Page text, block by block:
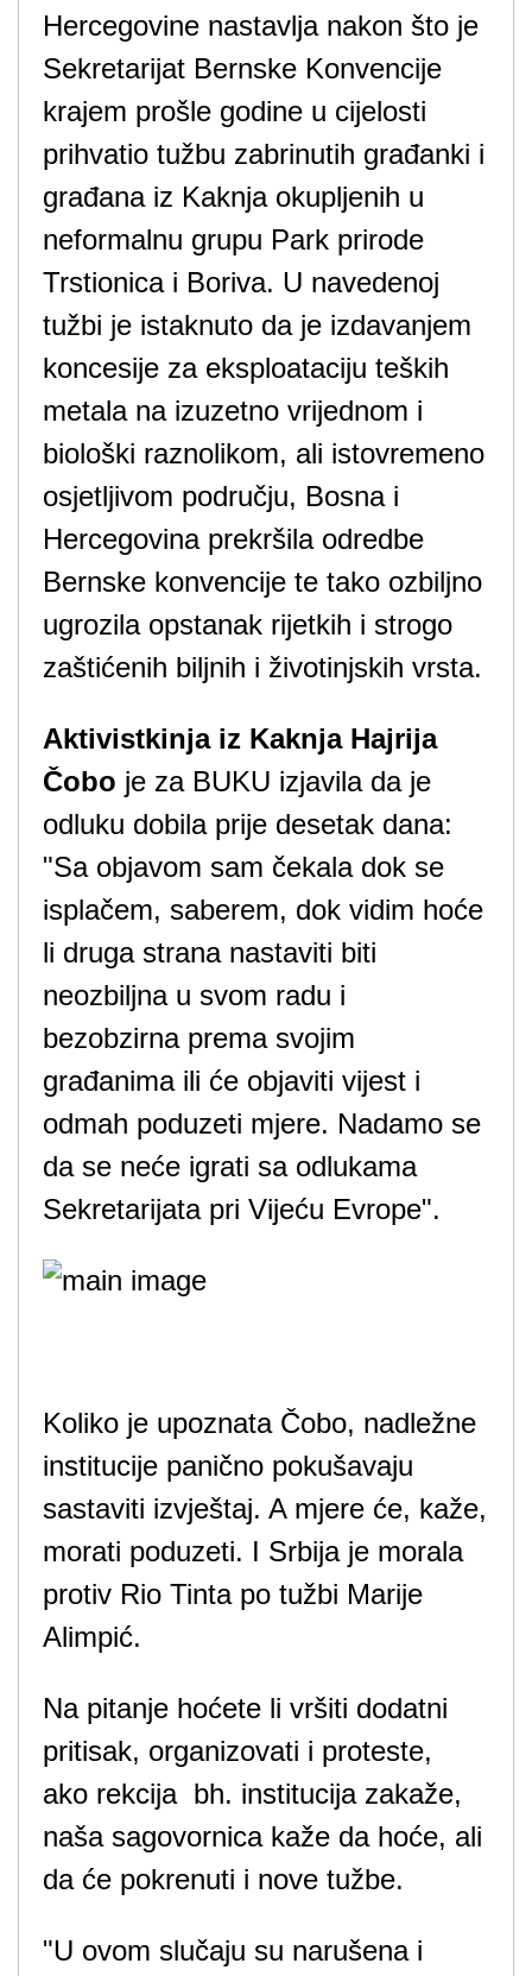
Hercegovine nastavlja nakon što je
Sekretarijat Bernske Konvencije
krajem prošle godine u cijelosti
prihvatio tužbu zabrinutih građanki i
građana iz Kaknja okupljenih u
neformalnu grupu Park prirode
Trstionica i Boriva. U navedenoj
tužbi je istaknuto da je izdavanjem
koncesije za eksploataciju teških
metala na izuzetno vrijednom i
biološki raznolikom, ali istovremeno
osjetljivom području, Bosna i
Hercegovina prekršila odredbe
Bernske konvencije te tako ozbiljno
ugrozila opstanak rijetkih i strogo
zaštićenih biljnih i životinjskih vrsta.
Aktivistkinja iz Kaknja Hajrija
Čobo je za BUKU izjavila da je
odluku dobila prije desetak dana:
"Sa objavom sam čekala dok se
isplačem, saberem, dok vidim hoće
li druga strana nastaviti biti
neozbiljna u svom radu i
bezobzirna prema svojim
građanima ili će objaviti vijest i
odmah poduzeti mjere. Nadamo se
da se neće igrati sa odlukama
Sekretarijata pri Vijeću Evrope".
Koliko je upoznata Čobo, nadležne
institucije panično pokušavaju
sastaviti izvještaj. A mjere će, kaže,
morati poduzeti. I Srbija je morala
protiv Rio Tinta po tužbi Marije
Alimpić.
Na pitanje hoćete li vršiti dodatni
pritisak, organizovati i proteste,
ako rekcija bh. institucija zakaže,
naša sagovornica kaže da hoće, ali
da će pokrenuti i nove tužbe.
"U ovom slučaju su narušena i